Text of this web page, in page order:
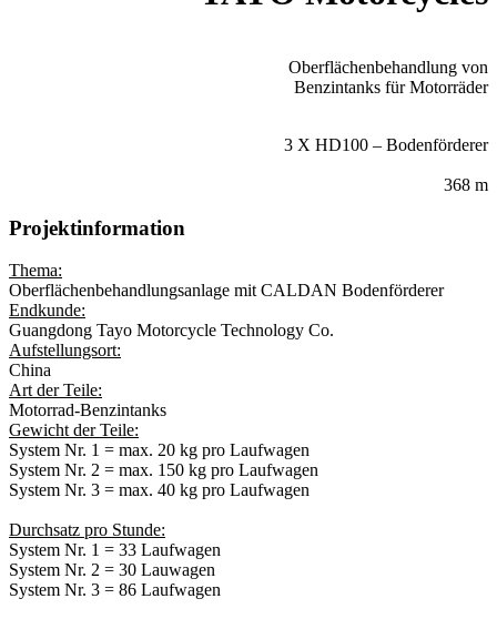
Oberflächenbehandlung von
Benzintanks für Motorräder
3 X HD100 – Bodenförderer
368 m
Projektinformation
Thema:
Oberflächenbehandlungsanlage mit CALDAN Bodenförderer
Endkunde:
Guangdong Tayo Motorcycle Technology Co.
Aufstellungsort:
China
Art der Teile:
Motorrad-Benzintanks
Gewicht der Teile:
System Nr. 1 = max. 20 kg pro Laufwagen
System Nr. 2 = max. 150 kg pro Laufwagen
System Nr. 3 = max. 40 kg pro Laufwagen
Durchsatz pro Stunde:
System Nr. 1 = 33 Laufwagen
System Nr. 2 = 30 Lauwagen
System Nr. 3 = 86 Laufwagen